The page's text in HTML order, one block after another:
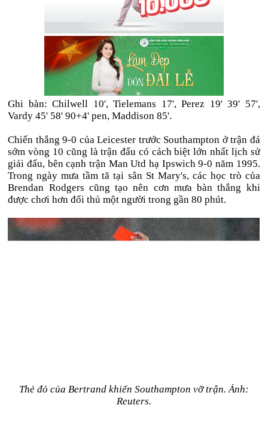
Ghi bàn: Chilwell 10', Tielemans 17', Perez 19' 39' 57',
Vardy 45' 58' 90+4' pen, Maddison 85'.
Chiến thắng 9-0 của Leicester trước Southampton ở trận đá
sớm vòng 10 cũng là trận đấu có cách biệt lớn nhất lịch sử
giải đấu, bên cạnh trận Man Utd hạ Ipswich 9-0 năm 1995.
Trong ngày mưa tầm tã tại sân St Mary's, các học trò của
Brendan Rodgers cũng tạo nên cơn mưa bàn thắng khi
được chơi hơn đối thủ một người trong gần 80 phút.
Thẻ đỏ của Bertrand khiến Southampton vỡ trận. Ảnh:
Reuters.